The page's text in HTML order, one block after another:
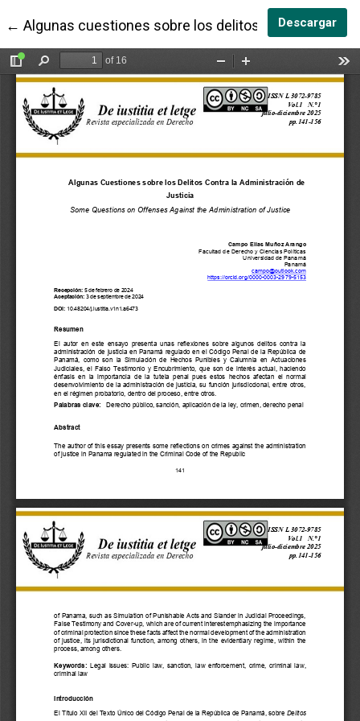
← Volver a los detalles del artículo
Algunas cuestiones sobre los delitos contra la
Descargar